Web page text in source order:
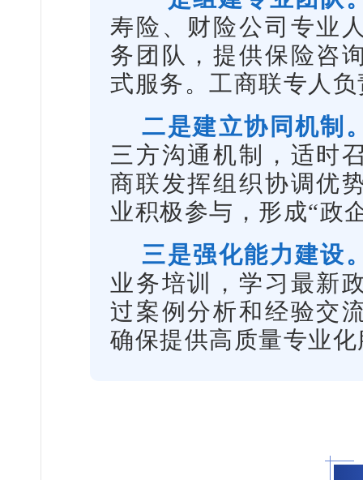
寿险、财险公司专业
务团队，提供保险咨
式服务。工商联专人
二是建立协同机制
三方沟通机制，适时
商联发挥组织协调优
业积极参与，形成“政
三是强化能力建设
业务培训，学习最新
过案例分析和经验交
确保提供高质量专业